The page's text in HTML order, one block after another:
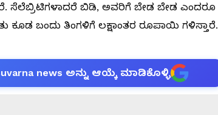
ಬಿಡಿ, ಅವರಿಗೆ ಬೇಡ ಬೇಡ ಎಂದರೂ
ಬಂದು ತಿಂಗಳಿಗೆ ಲಕ್ಷಾಂತರ ರೂಪಾಯಿ ಗಳಿಸ್ತಾರೆ.
news ಅನ್ನು ಆಯ್ಕೆ ಮಾಡಿಕೊಳ್ಳಿ